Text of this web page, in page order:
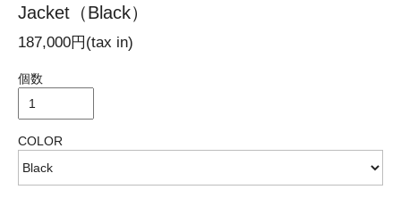
Jacket（Black）
187,000円(tax in)
個数
COLOR